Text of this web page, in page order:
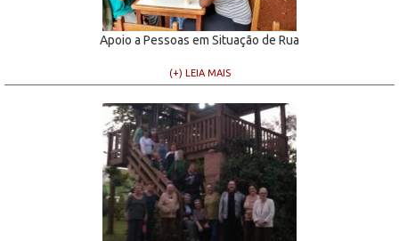
Apoio a Pessoas em Situação de Rua
(+) LEIA MAIS